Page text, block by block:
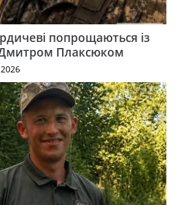
попрощаються із
Плаксюком